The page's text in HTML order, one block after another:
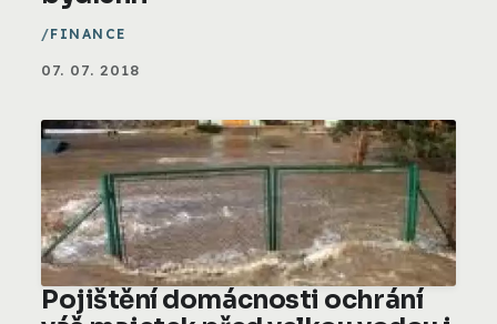
FINANCE
07. 07. 2018
Pojištění domácnosti ochrání